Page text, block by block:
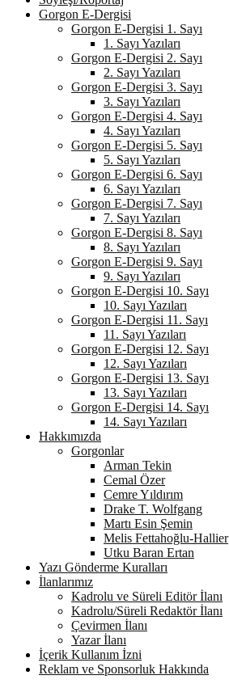
Gorgon E-Dergisi
Gorgon E-Dergisi 1. Sayı
1. Sayı Yazıları
Gorgon E-Dergisi 2. Sayı
2. Sayı Yazıları
Gorgon E-Dergisi 3. Sayı
3. Sayı Yazıları
Gorgon E-Dergisi 4. Sayı
4. Sayı Yazıları
Gorgon E-Dergisi 5. Sayı
5. Sayı Yazıları
Gorgon E-Dergisi 6. Sayı
6. Sayı Yazıları
Gorgon E-Dergisi 7. Sayı
7. Sayı Yazıları
Gorgon E-Dergisi 8. Sayı
8. Sayı Yazıları
Gorgon E-Dergisi 9. Sayı
9. Sayı Yazıları
Gorgon E-Dergisi 10. Sayı
10. Sayı Yazıları
Gorgon E-Dergisi 11. Sayı
11. Sayı Yazıları
Gorgon E-Dergisi 12. Sayı
12. Sayı Yazıları
Gorgon E-Dergisi 13. Sayı
13. Sayı Yazıları
Gorgon E-Dergisi 14. Sayı
14. Sayı Yazıları
Hakkımızda
Gorgonlar
Arman Tekin
Cemal Özer
Cemre Yıldırım
Drake T. Wolfgang
Martı Esin Şemin
Melis Fettahoğlu-Hallier
Utku Baran Ertan
Yazı Gönderme Kuralları
İlanlarımız
Kadrolu ve Süreli Editör İlanı
Kadrolu/Süreli Redaktör İlanı
Çevirmen İlanı
Yazar İlanı
İçerik Kullanım İzni
Reklam ve Sponsorluk Hakkında